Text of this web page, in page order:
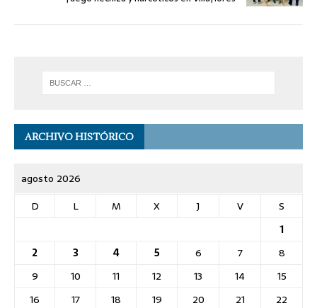
ARCHIVO HISTÓRICO
agosto 2026
D
L M X J V
S
1
2
3 4 5 6 7
8
9
10 11 12 13 14
15
16
17 18 19 20 21
22